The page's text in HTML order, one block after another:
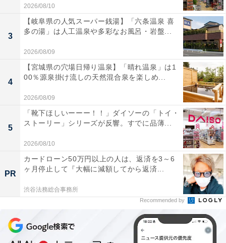
2026/08/10
3
【岐阜県の人気スーパー銭湯】「六条温泉 喜
多の湯」は人工温泉や多彩なお風呂・岩盤...
2026/08/09
4
【宮城県の穴場日帰り温泉】「晴れ温泉」は1
00％源泉掛け流しの天然混合泉を楽しめ...
2026/08/09
5
「靴下ほしいーーー！！」ダイソーの「トイ・
ストーリー」シリーズが反響。すでに品薄...
2026/08/10
PR
カードローン50万円以上の人は、返済を3～6
ヶ月停止して『大幅に減額してから返済...
渋谷法務総合事務所
Recommended by